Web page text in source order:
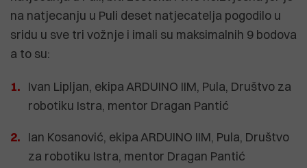
na natjecanju u Puli deset natjecatelja pogodilo u
sridu u sve tri vožnje i imali su maksimalnih 9 bodova
a to su:
Ivan Lipljan, ekipa ARDUINO IIM, Pula, Društvo za
robotiku Istra, mentor Dragan Pantić
Ian Kosanović, ekipa ARDUINO IIM, Pula, Društvo
za robotiku Istra, mentor Dragan Pantić